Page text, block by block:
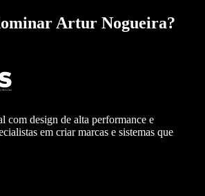
Artur Nogueira?
com design de alta performance e
em criar marcas e sistemas que